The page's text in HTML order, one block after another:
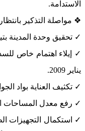
الاستدامة.
❖ مواصلة التذكير
✓ تحقيق وحدة المدينة
✓ إيلاء اهتمام خاص
يناير 2009.
✓ تكثيف العناية بواد
✓ رفع معدل المساحات
✓ استكمال التجهيزات